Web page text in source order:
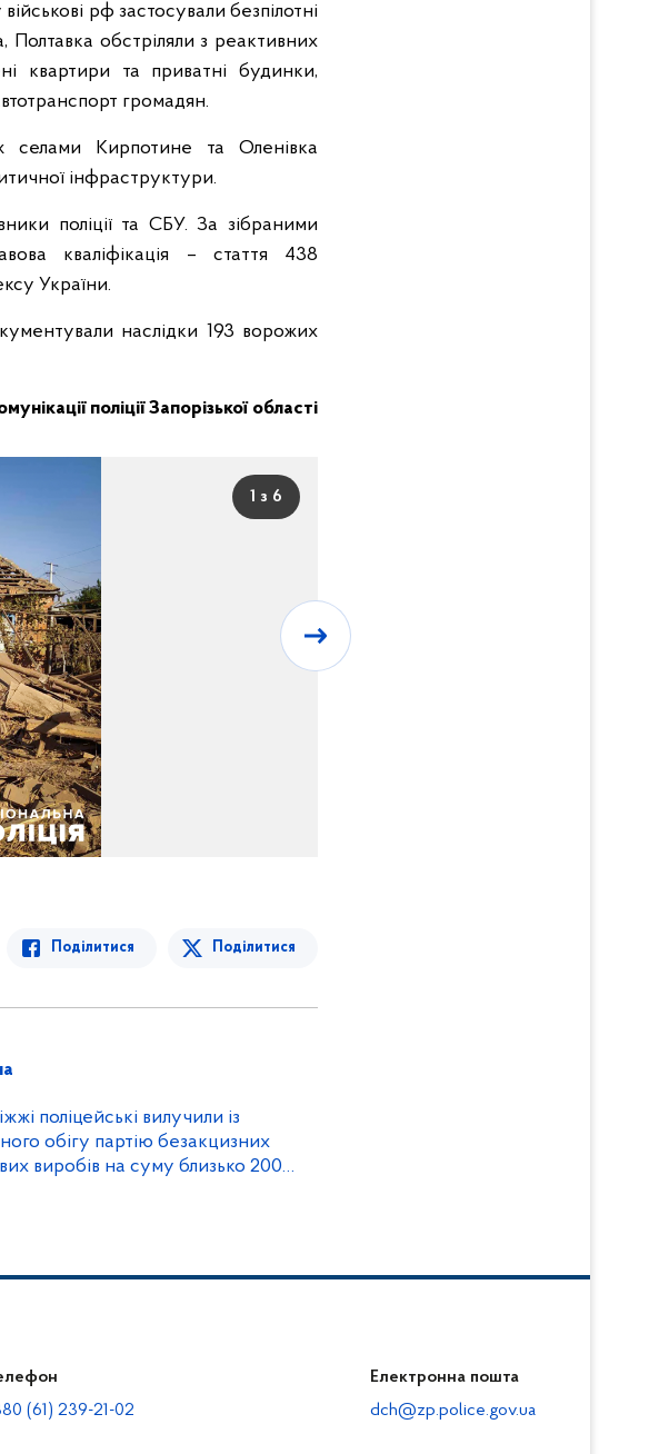
рф застосували безпілотні
Полтавка обстріляли з реактивних
квартири та приватні будинки,
громадян.
Кирпотине та Оленівка
інфраструктури.
поліції та СБУ. За зібраними
кваліфікація – стаття 438
України.
наслідки 193 ворожих
поліції Запорізької області
1 з 6
Поділитися Поділитися
поліцейські вилучили із
обігу партію безакцизних
виробів на суму близько 200
(61) 239-21-02
Електронна пошта
dch@zp.police.gov.ua